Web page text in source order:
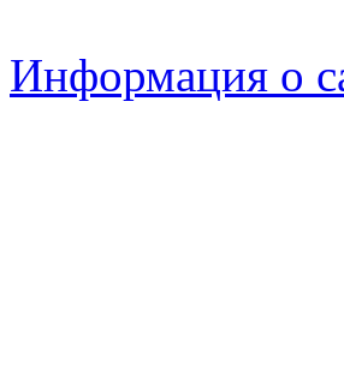
Информация о